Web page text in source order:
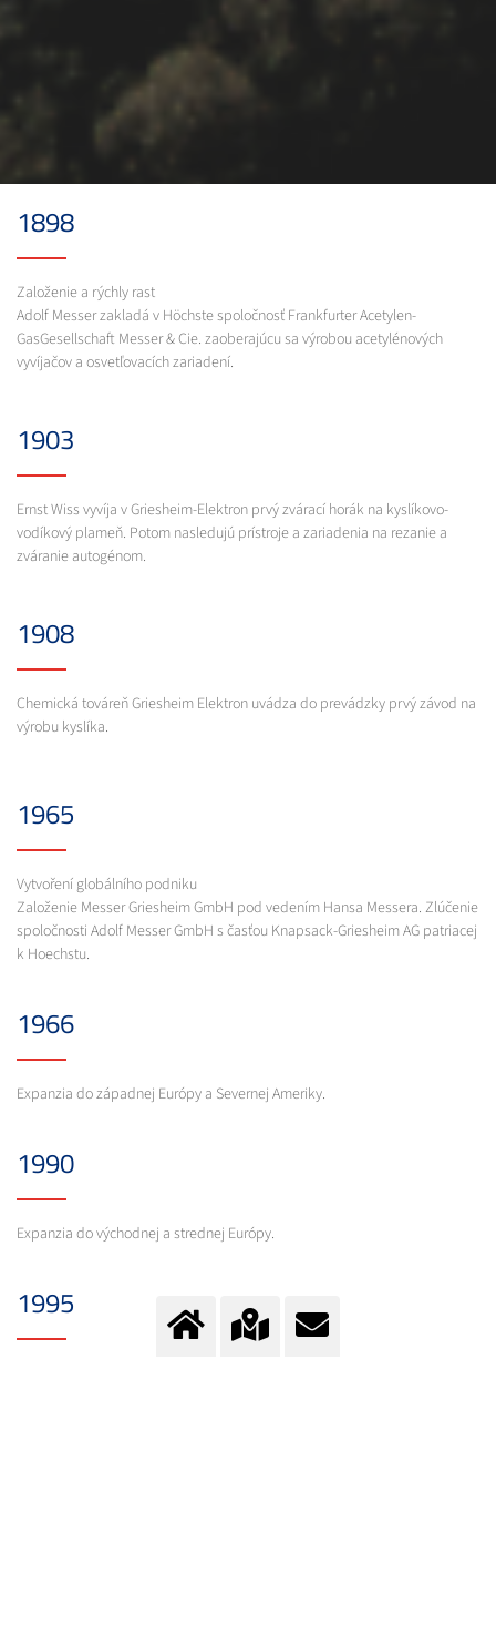
1898
Založenie a rýchly rast
Adolf Messer zakladá v Höchste spoločnosť Frankfurter Acetylen-
GasGesellschaft Messer & Cie. zaoberajúcu sa výrobou acetylénových
vyvíjačov a osvetľovacích zariadení.
1903
Ernst Wiss vyvíja v Griesheim-Elektron prvý zvárací horák na kyslíkovo-
vodíkový plameň. Potom nasledujú prístroje a zariadenia na rezanie a
zváranie autogénom.
1908
Chemická továreň Griesheim Elektron uvádza do prevádzky prvý závod na
výrobu kyslíka.
1965
Vytvoření globálního podniku
Založenie Messer Griesheim GmbH pod vedením Hansa Messera. Zlúčenie
spoločnosti Adolf Messer GmbH s časťou Knapsack-Griesheim AG patriacej
k Hoechstu.
1966
Expanzia do západnej Európy a Severnej Ameriky.
1990
Expanzia do východnej a strednej Európy.
1995